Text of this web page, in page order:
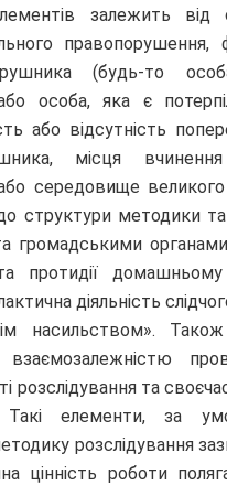
залежить від
правопорушення,
(будь-то
особа, яка є
або відсутність
місця вчинення
середовище
структури методики
громадськими
протидії
діяльність
насильством».
та
Такі елементи, за
розслідування
цінність роботи